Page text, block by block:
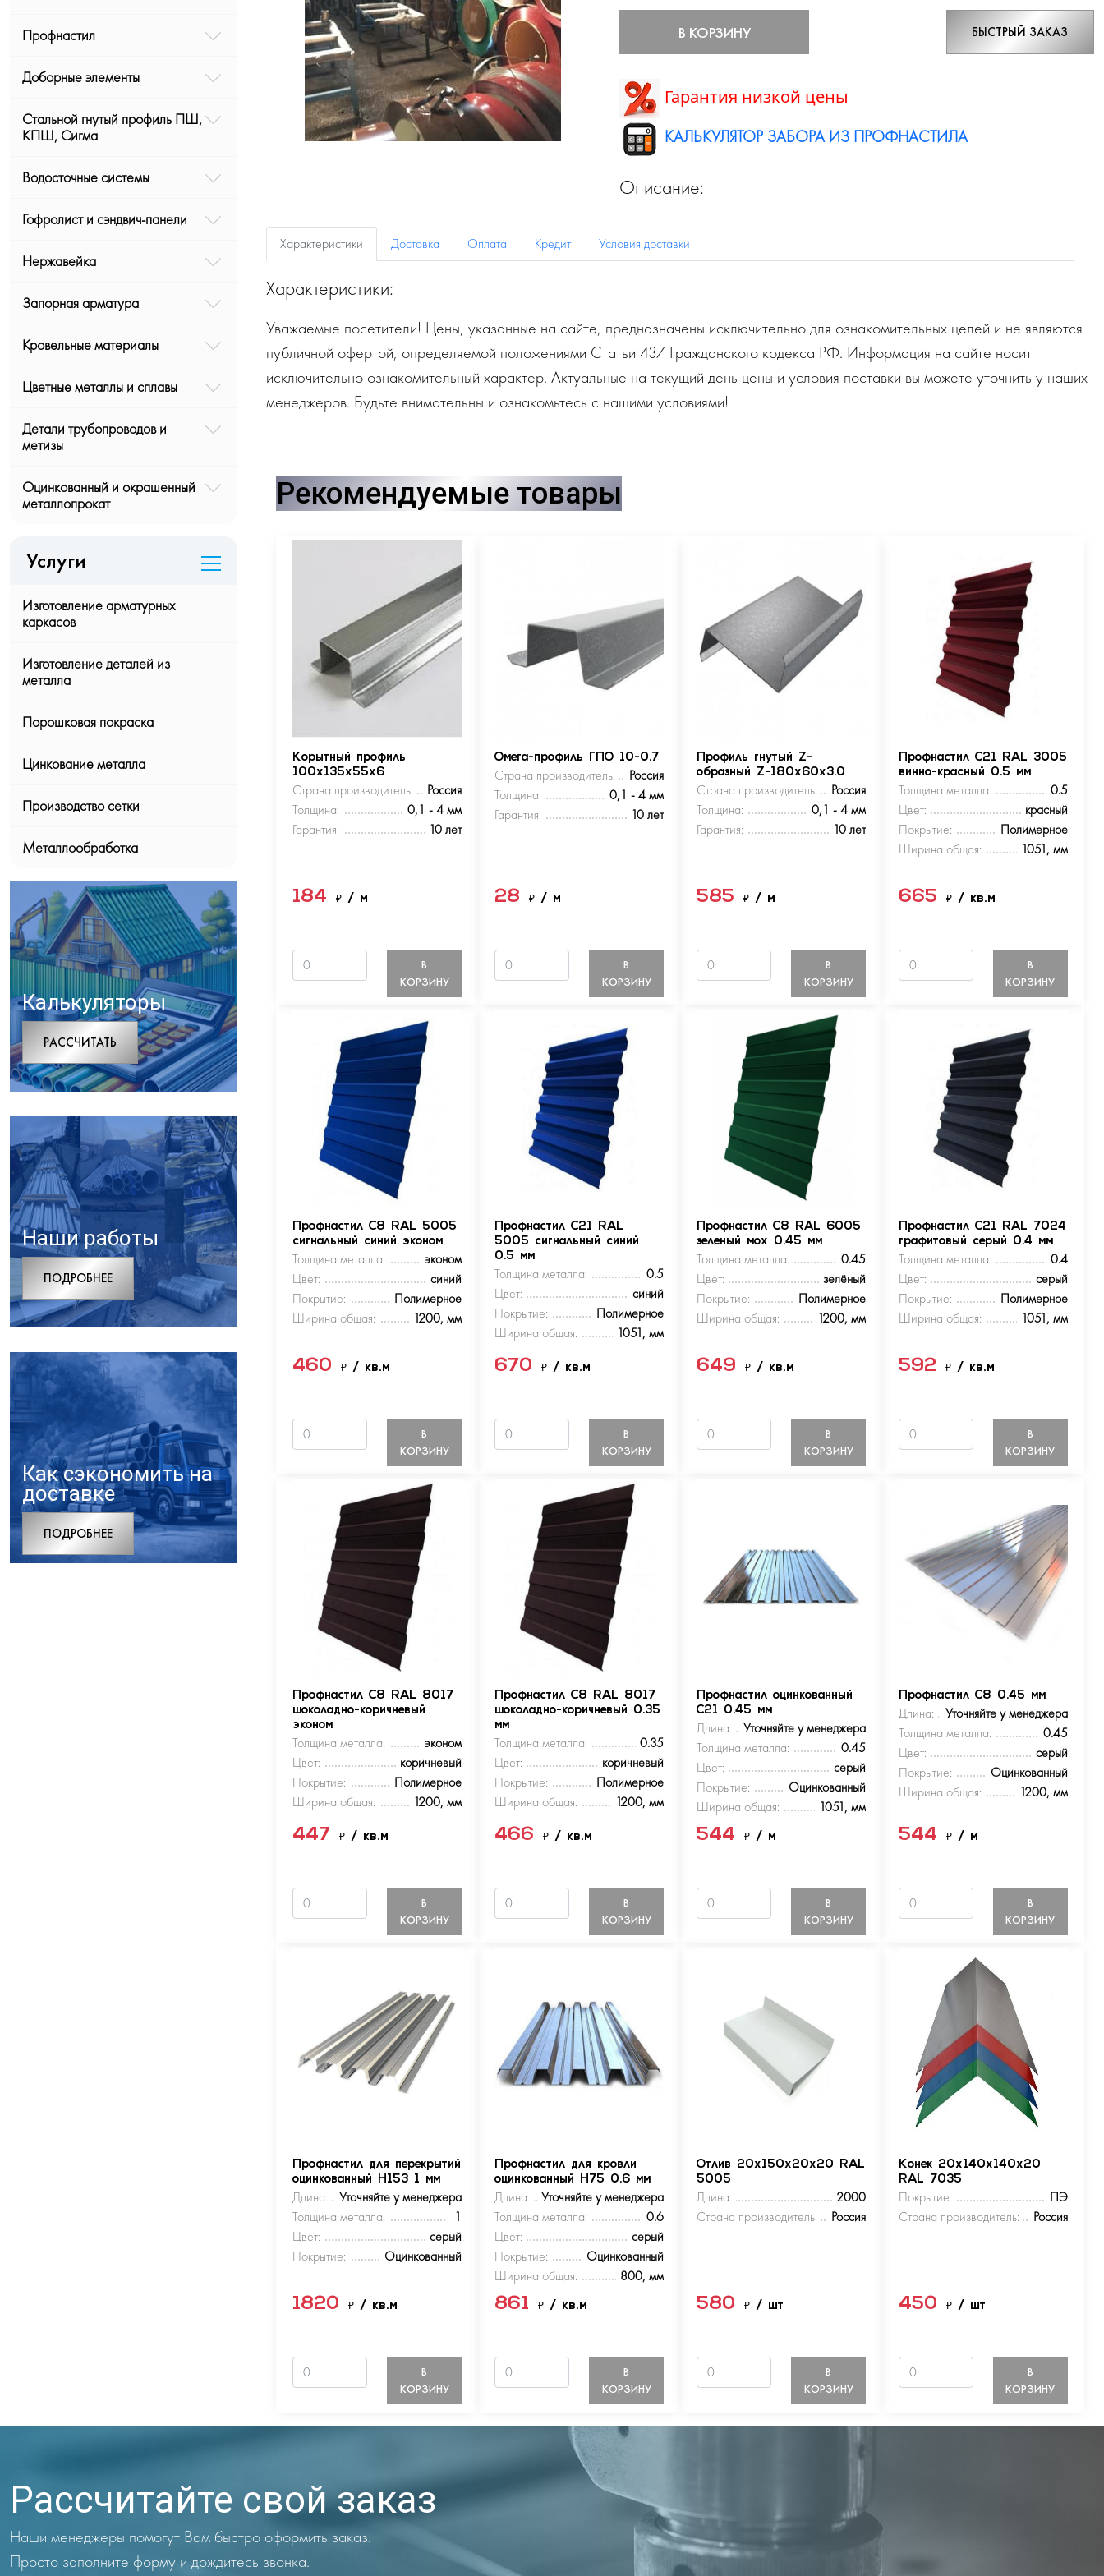
Профнастил
Доборные элементы
Стальной гнутый профиль ПШ,
КПШ, Сигма
Водосточные системы
Гофролист и сэндвич-панели
Нержавейка
Запорная арматура
Кровельные материалы
Цветные металлы и сплавы
Детали трубопроводов и
метизы
Оцинкованный и окрашенный
металлопрокат
Услуги
Изготовление арматурных
каркасов
Изготовление деталей из
металла
Порошковая покраска
Цинкование металла
Производство сетки
Металлообработка
Калькуляторы
РАCСЧИТАТЬ
Наши работы
ПОДРОБНЕЕ
Как сэкономить на
доставке
ПОДРОБНЕЕ
В КОРЗИНУ БЫСТРЫЙ ЗАКАЗ
Гарантия низкой цены
КАЛЬКУЛЯТОР ЗАБОРА ИЗ ПРОФНАСТИЛА
Описание:
Характеристики Доставка Оплата Кредит Условия доставки
Характеристики:
Уважаемые посетители! Цены, указанные на сайте, предназначены исключительно для ознакомительных целей и не являются
публичной офертой, определяемой положениями Статьи 437 Гражданского кодекса РФ. Информация на сайте носит
исключительно ознакомительный характер. Актуальные на текущий день цены и условия поставки вы можете уточнить у наших
менеджеров. Будьте внимательны и ознакомьтесь с нашими условиями!
Рекомендуемые товары
Корытный профиль
100х135х55х6
Страна производитель:
Россия
Толщина:
0,1 - 4 мм
Гарантия:
10 лет
184₽/ м
В
КОРЗИНУ
Омега-профиль ГПО 10-0.7
Страна производитель:
Россия
Толщина:
0,1 - 4 мм
Гарантия:
10 лет
28₽/ м
В
КОРЗИНУ
Профиль гнутый Z-
образный Z-180х60х3.0
Страна производитель:
Россия
Толщина:
0,1 - 4 мм
Гарантия:
10 лет
585₽/ м
В
КОРЗИНУ
Профнастил С21 RAL 3005
винно-красный 0.5 мм
Толщина металла:
0.5
Цвет:
красный
Покрытие:
Полимерное
Ширина общая:
1051, мм
665 ₽ / кв.м
В
КОРЗИНУ
Профнастил С8 RAL 5005
сигнальный синий эконом
Толщина металла:
эконом
Цвет:
синий
Покрытие:
Полимерное
Ширина общая:
1200, мм
460₽/ кв.м
В
КОРЗИНУ
Профнастил С21 RAL
5005 сигнальный синий
0.5 мм
Толщина металла:
0.5
Цвет:
синий
Покрытие:
Полимерное
Ширина общая:
1051, мм
670₽/ кв.м
В
КОРЗИНУ
Профнастил С8 RAL 6005
зеленый мох 0.45 мм
Толщина металла:
0.45
Цвет:
зелёный
Покрытие:
Полимерное
Ширина общая:
1200, мм
649₽/ кв.м
В
КОРЗИНУ
Профнастил С21 RAL 7024
графитовый серый 0.4 мм
Толщина металла:
0.4
Цвет:
серый
Покрытие:
Полимерное
Ширина общая:
1051, мм
592 ₽ / кв.м
В
КОРЗИНУ
Профнастил С8 RAL 8017
шоколадно-коричневый
эконом
Толщина металла:
эконом
Цвет:
коричневый
Покрытие:
Полимерное
Ширина общая:
1200, мм
447₽/ кв.м
В
КОРЗИНУ
Профнастил С8 RAL 8017
шоколадно-коричневый 0.35
мм
Толщина металла:
0.35
Цвет:
коричневый
Покрытие:
Полимерное
Ширина общая:
1200, мм
466₽/ кв.м
В
КОРЗИНУ
Профнастил оцинкованный
С21 0.45 мм
Длина:
Уточняйте у менеджера
Толщина металла:
0.45
Цвет:
серый
Покрытие:
Оцинкованный
Ширина общая:
1051, мм
544₽/ м
В
КОРЗИНУ
Профнастил С8 0.45 мм
Длина:
Уточняйте у менеджера
Толщина металла:
0.45
Цвет:
серый
Покрытие:
Оцинкованный
Ширина общая:
1200, мм
544 ₽ / м
В
КОРЗИНУ
Профнастил для перекрытий
оцинкованный Н153 1 мм
Длина:
Уточняйте у менеджера
Толщина металла:
1
Цвет:
серый
Покрытие:
Оцинкованный
1820₽/ кв.м
В
КОРЗИНУ
Профнастил для кровли
оцинкованный Н75 0.6 мм
Длина:
Уточняйте у менеджера
Толщина металла:
0.6
Цвет:
серый
Покрытие:
Оцинкованный
Ширина общая:
800, мм
861₽/ кв.м
В
КОРЗИНУ
Отлив 20х150х20х20 RAL
5005
Длина:
2000
Страна производитель:
Россия
580₽/ шт
В
КОРЗИНУ
Конек 20х140х140х20
RAL 7035
Покрытие:
ПЭ
Страна производитель:
Россия
450 ₽ / шт
В
КОРЗИНУ
Рассчитайте свой заказ
Наши менеджеры помогут Вам быстро оформить заказ.
Просто заполните форму и дождитесь звонка.